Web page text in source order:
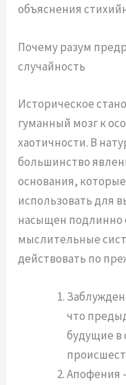
объяснения
Почему разум
случайность
Историческое
гуманный мозг к
хаотичности. В
большинство
основания,
использовать для
насыщен подлинно
мыслительные
действовать по
что
будущие в
Апофения